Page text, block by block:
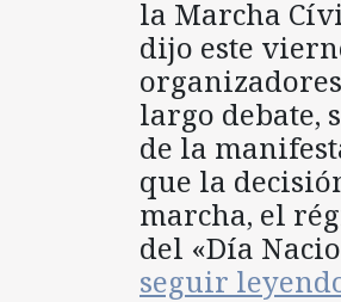
la Marcha
dijo este
largo debate,
de la
que la
marcha, el
del «Día
seguir